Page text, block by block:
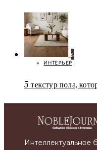
5
ИНТЕРЬЕР
5 текстур пола,